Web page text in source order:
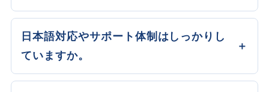
日本語対応やサポート体制はしっかりし
ていますか。